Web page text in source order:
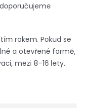
rokem. Pokud se
a otevřené formě,
mezi 8–16 lety.